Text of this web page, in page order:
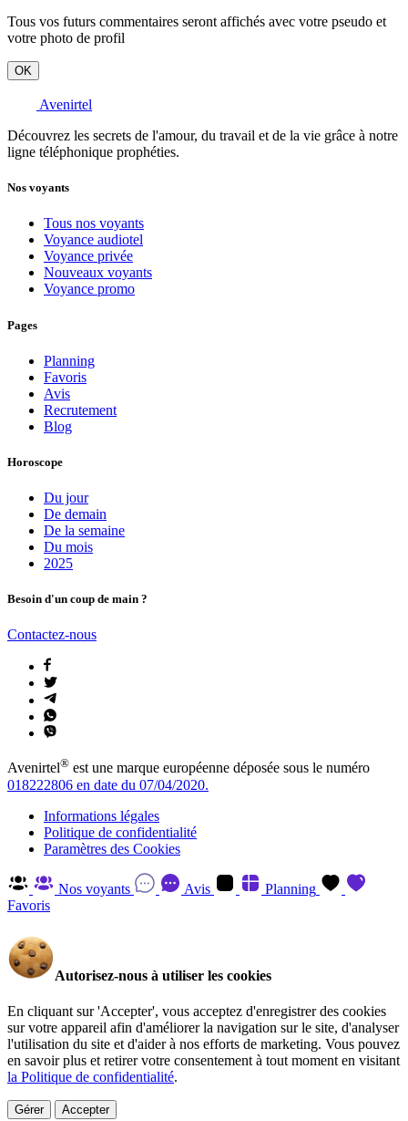
Tous vos futurs commentaires seront affichés avec votre pseudo et
votre photo de profil
OK
Avenirtel
Découvrez les secrets de l'amour, du travail et de la vie grâce à notre
ligne téléphonique prophéties.
Nos voyants
Tous nos voyants
Voyance audiotel
Voyance privée
Nouveaux voyants
Voyance promo
Pages
Planning
Favoris
Avis
Recrutement
Blog
Horoscope
Du jour
De demain
De la semaine
Du mois
2025
Besoin d'un coup de main ?
Contactez-nous
Avenirtel® est une marque européenne déposée sous le numéro
018222806 en date du 07/04/2020.
Informations légales
Politique de confidentialité
Paramètres des Cookies
Nos voyants Avis
Planning
Favoris
Autorisez-nous à utiliser les cookies
En cliquant sur 'Accepter', vous acceptez d'enregistrer des cookies
sur votre appareil afin d'améliorer la navigation sur le site, d'analyser
l'utilisation du site et d'aider à nos efforts de marketing. Vous pouvez
en savoir plus et retirer votre consentement à tout moment en visitant
la Politique de confidentialité.
Gérer Accepter